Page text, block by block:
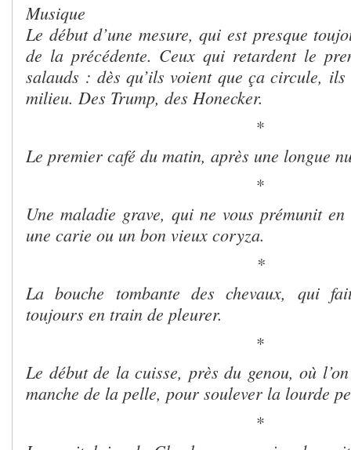
Musique
Le début d’une mesure, qui est presque
de la précédente. Ceux qui retardent le
salauds : dès qu’ils voient que ça circule,
milieu. Des Trump, des Honecker.
*
Le premier café du matin, après une longue
*
Une maladie grave, qui ne vous prémunit
une carie ou un bon vieux coryza.
*
La bouche tombante des chevaux, qui
toujours en train de pleurer.
*
Le début de la cuisse, près du genou, où
manche de la pelle, pour soulever la lourde
*